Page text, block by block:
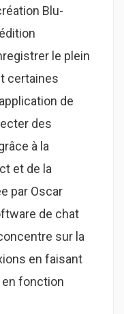
Blu-
le plein
certaines
de
des
à la
et de la
par Oscar
de chat
sur la
en faisant
fonction